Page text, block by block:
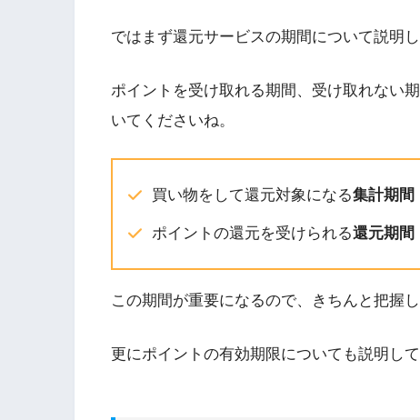
ではまず還元サービスの期間について説明し
ポイントを受け取れる期間、受け取れない
いてくださいね。
買い物をして還元対象になる集計期間
ポイントの還元を受けられる還元期間
この期間が重要になるので、きちんと把握し
更にポイントの有効期限についても説明して